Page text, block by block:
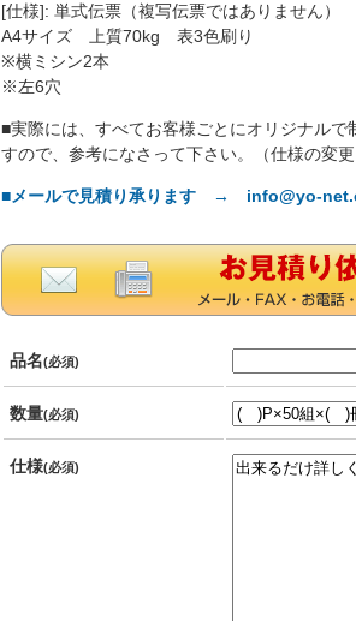
[仕様]: 単式伝票（複写伝票ではありません）
A4サイズ 上質70kg 表3色刷り
※横ミシン2本
※左6穴
■実際には、すべてお客様ごとにオリジナルで
すので、参考になさって下さい。（仕様の変更
■メールで見積り承ります → info@yo-
品名(必須)
数量(必須)
仕様(必須)